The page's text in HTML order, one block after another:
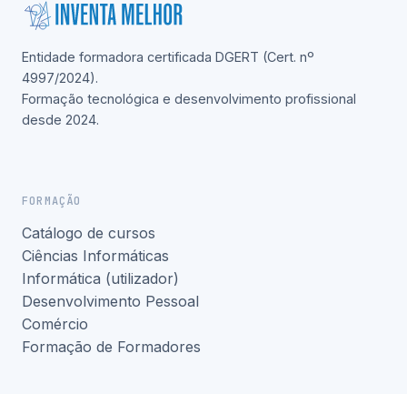
Entidade formadora certificada DGERT (Cert. nº
4997/2024).
Formação tecnológica e desenvolvimento profissional
desde 2024.
FORMAÇÃO
Catálogo de cursos
Ciências Informáticas
Informática (utilizador)
Desenvolvimento Pessoal
Comércio
Formação de Formadores